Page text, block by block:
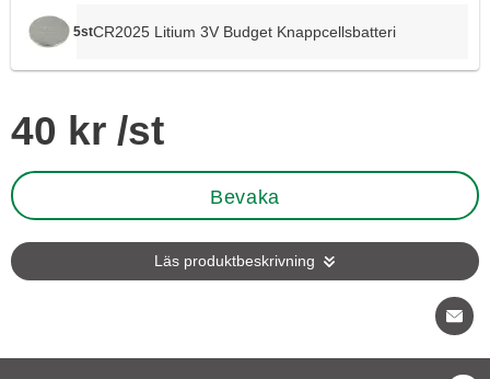
5stCR2025 Litium 3V Budget Knappcellsbatteri
pris
40 kr /st
Bevaka
Läs produktbeskrivning